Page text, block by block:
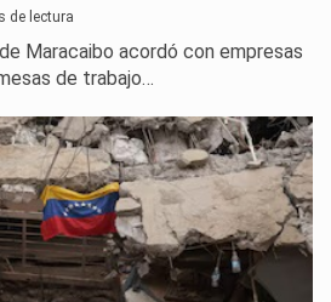
de lectura
Maracaibo acordó con empresas
de trabajo…